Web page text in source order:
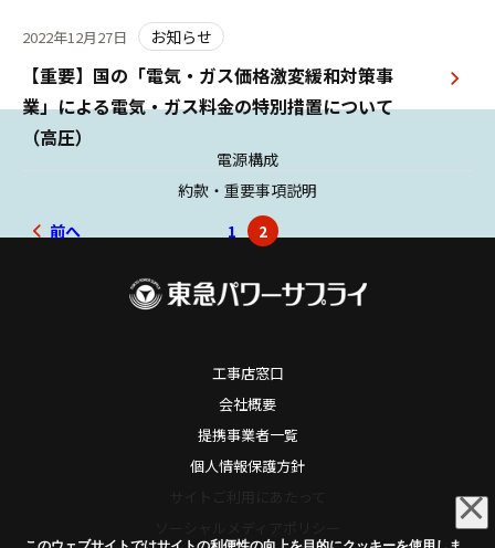
【重要】国の「電気・ガス価格激変緩和対策事
業」による電気・ガス料金の特別措置について
（高圧）
2022年12月27日 お知らせ
前へ 1 2
電源構成
約款・重要事項説明
工事店窓口
会社概要
提携事業者一覧
個人情報保護方針